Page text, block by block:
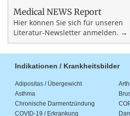
Medical NEWS Report
Hier können Sie sich für unseren
Literatur-Newsletter anmelden. →
Indikationen / Krankheitsbilder
Adipositas / Übergewicht
Asthma
Chronische Darmentzündung
COVID-19 / Erkrankung